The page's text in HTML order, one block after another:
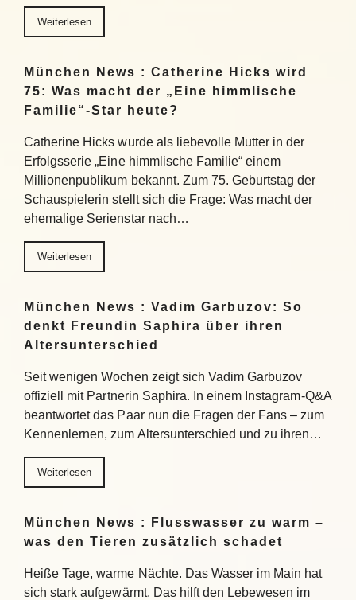
Weiterlesen
München News : Catherine Hicks wird
75: Was macht der „Eine himmlische
Familie“-Star heute?
Catherine Hicks wurde als liebevolle Mutter in der
Erfolgsserie „Eine himmlische Familie“ einem
Millionenpublikum bekannt. Zum 75. Geburtstag der
Schauspielerin stellt sich die Frage: Was macht der
ehemalige Serienstar nach…
Weiterlesen
München News : Vadim Garbuzov: So
denkt Freundin Saphira über ihren
Altersunterschied
Seit wenigen Wochen zeigt sich Vadim Garbuzov
offiziell mit Partnerin Saphira. In einem Instagram-Q&A
beantwortet das Paar nun die Fragen der Fans – zum
Kennenlernen, zum Altersunterschied und zu ihren…
Weiterlesen
München News : Flusswasser zu warm –
was den Tieren zusätzlich schadet
Heiße Tage, warme Nächte. Das Wasser im Main hat
sich stark aufgewärmt. Das hilft den Lebewesen im